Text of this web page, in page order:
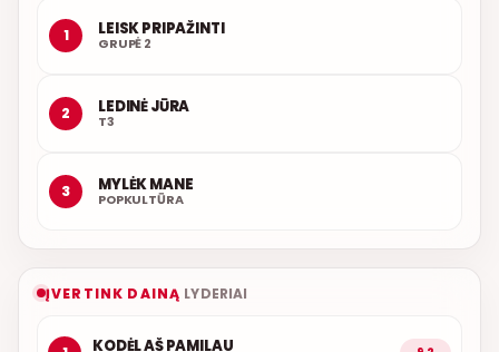
1 LEISK PRIPAŽINTI
GRUPĖ 2
2 LEDINĖ JŪRA
T3
3 MYLĖK MANE
POPKULTŪRA
ĮVERTINK DAINĄ LYDERIAI
KODĖL AŠ PAMILAU